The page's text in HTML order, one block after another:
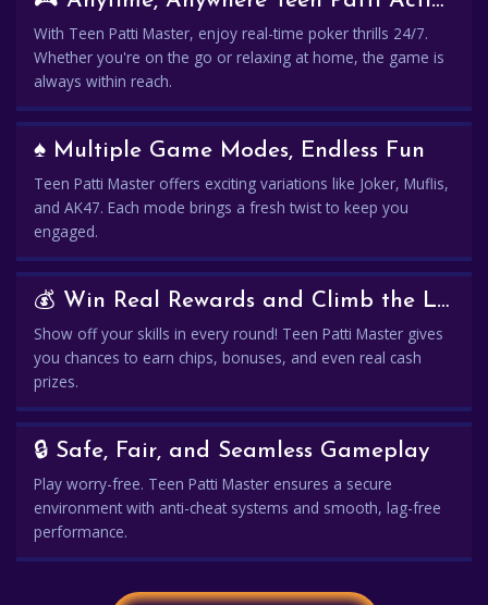
With Teen Patti Master, enjoy real-time poker thrills 24/7.
Whether you're on the go or relaxing at home, the game is
always within reach.
♠️ Multiple Game Modes, Endless Fun
Teen Patti Master offers exciting variations like Joker, Muflis,
and AK47. Each mode brings a fresh twist to keep you
engaged.
💰 Win Real Rewards and Climb the Leaderboard
Show off your skills in every round! Teen Patti Master gives
you chances to earn chips, bonuses, and even real cash
prizes.
🔒 Safe, Fair, and Seamless Gameplay
Play worry-free. Teen Patti Master ensures a secure
environment with anti-cheat systems and smooth, lag-free
performance.